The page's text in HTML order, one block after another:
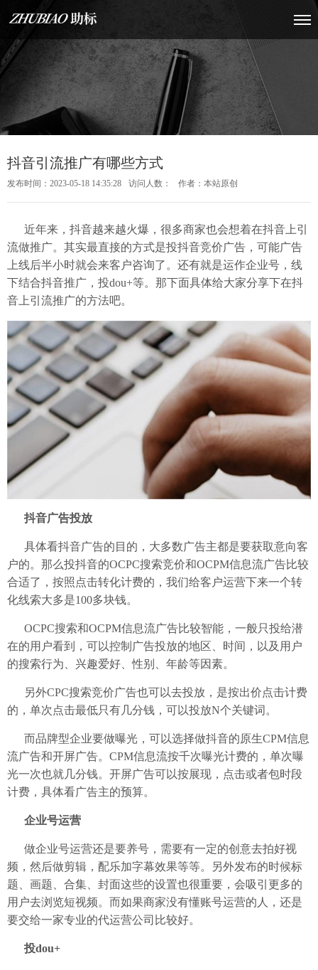
抖音引流推广有哪些方式
发布时间：2023-05-18 14:35:28 访问人数： 作者：本站原创
近年来，抖音越来越火爆，很多商家也会想着在抖音上引
流做推广。其实最直接的方式是投抖音竞价广告，可能广告
上线后半小时就会来客户咨询了。还有就是运作企业号，线
下结合抖音推广，投dou+等。那下面具体给大家分享下在抖
音上引流推广的方法吧。
抖音广告投放
具体看抖音广告的目的，大多数广告主都是要获取意向客
户的。那么投抖音的OCPC搜索竞价和OCPM信息流广告比较
合适了，按照点击转化计费的，我们给客户运营下来一个转
化线索大多是100多块钱。
OCPC搜索和OCPM信息流广告比较智能，一般只投给潜
在的用户看到，可以控制广告投放的地区、时间，以及用户
的搜索行为、兴趣爱好、性别、年龄等因素。
另外CPC搜索竞价广告也可以去投放，是按出价点击计费
的，单次点击最低只有几分钱，可以投放N个关键词。
而品牌型企业要做曝光，可以选择做抖音的原生CPM信息
流广告和开屏广告。CPM信息流按千次曝光计费的，单次曝
光一次也就几分钱。开屏广告可以按展现，点击或者包时段
计费，具体看广告主的预算。
企业号运营
做企业号运营还是要养号，需要有一定的创意去拍好视
频，然后做剪辑，配乐加字幕效果等等。另外发布的时候标
题、画题、合集、封面这些的设置也很重要，会吸引更多的
用户去浏览短视频。而如果商家没有懂账号运营的人，还是
要交给一家专业的代运营公司比较好。
投dou+